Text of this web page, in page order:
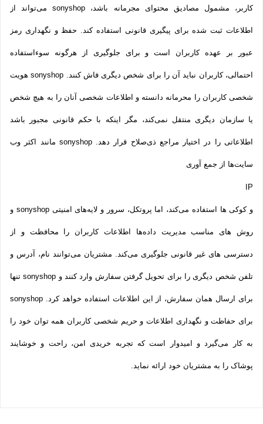
کاربر، مشمول مصادیق محتوای مجرمانه باشد، sonyshop می‌تواند از
اطلاعات ثبت شده برای پیگیری قانونی استفاده کند. حفظ و نگهداری رمز
عبور بر عهده کاربران است و برای جلوگیری از هرگونه سوءاستفاده
احتمالی، کاربران نباید آن را برای شخص دیگری فاش کنند. sonyshop هویت
شخصی کاربران را محرمانه دانسته و اطلاعات شخصی آنان را به هیچ شخص
یا سازمان دیگری منتقل نمی‌کند، مگر اینکه با حکم قانونی مجبور باشد
اطلاعاتی را در اختیار مراجع ذی‌صلاح قرار دهد. sonyshop مانند اکثر وب
سایت‌ها از جمع آوری
IP
و کوکی ‌ها استفاده می‌کند، اما پروتکل، سرور و لایه‌های امنیتی sonyshop و
روش‌ های مناسب مدیریت داده‌ها اطلاعات کاربران را محافظت و از
دسترسی‌ های غیر قانونی جلوگیری می‌کند. مشتریان می‌توانند نام، آدرس و
تلفن شخص دیگری را برای تحویل گرفتن سفارش وارد کنند و sonyshop تنها
برای ارسال همان سفارش، از این اطلاعات استفاده خواهد کرد. sonyshop
برای حفاظت و نگهداری اطلاعات و حریم شخصی کاربران همه­ توان خود را
به کار می‌گیرد و امیدوار است که تجربه‌ خریدی امن، راحت و خوشایند
پوشاک را به مشتریان خود ارائه نماید.